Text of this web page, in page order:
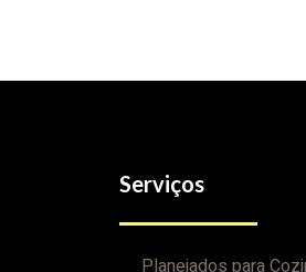
Serviços
Planejados para